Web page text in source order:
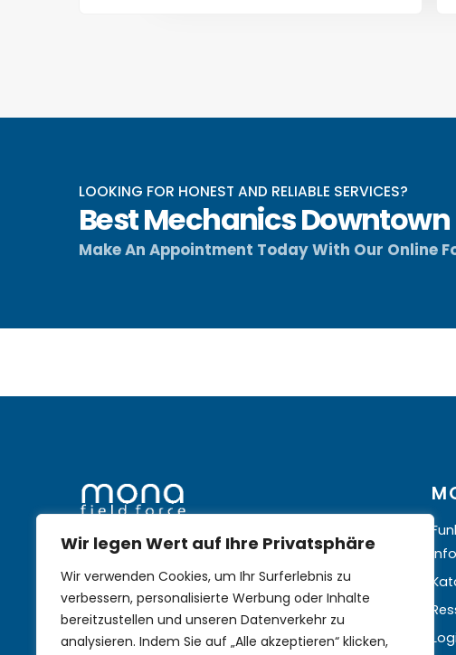
Wir legen Wert auf Ihre Privatsphäre
Wir verwenden Cookies, um Ihr Surferlebnis zu
verbessern, personalisierte Werbung oder Inhalte
bereitzustellen und unseren Datenverkehr zu
analysieren. Indem Sie auf „Alle akzeptieren“ klicken,
LOOKING FOR HONEST AND RELIABLE SERVICES?
Best Mechanics Downtown
Make An Appointment Today With Our Online
mobile Nachhaltigkeit im
Außendienst